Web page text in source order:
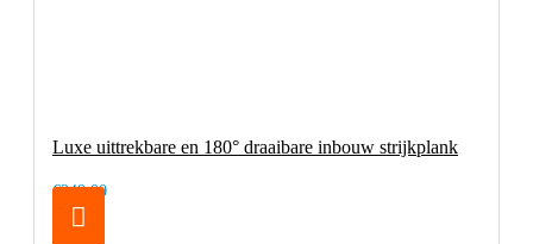
Luxe uittrekbare en 180° draaibare inbouw strijkplank
€249,00